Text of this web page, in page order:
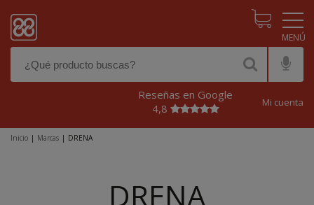
Reseñas en Google
4,8
Mi cuenta
Inicio | Marcas | DRENA
DRENA